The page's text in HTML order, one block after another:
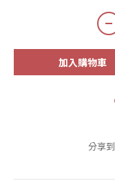
加入購物車
分享到